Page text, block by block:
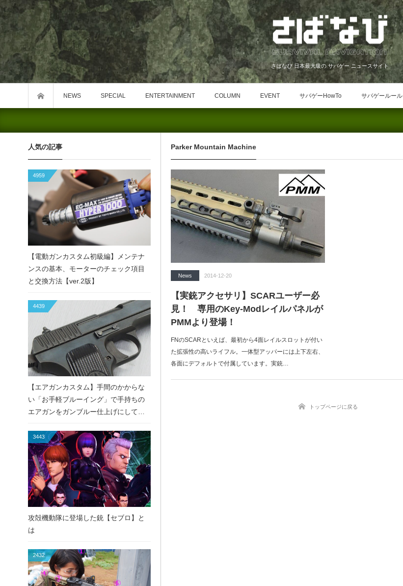
さばなび 日本最大級の サバゲー ニュースサイト
NEWS SPECIAL ENTERTAINMENT COLUMN EVENT サバゲーHowTo サバゲールール
Parker Mountain Machine
News 2014-12-20
【実銃アクセサリ】SCARユーザー必
見！ 専用のKey-Modレイルパネルが
PMMより登場！
FNのSCARといえば、最初から4面レイルスロットが付い
た拡張性の高いライフル。一体型アッパーには上下左右、
各面にデフォルトで付属しています。実銃…
トップページに戻る
人気の記事
4959
【電動ガンカスタム初級編】メンテナ
ンスの基本、モーターのチェック項目
と交換方法【ver.2版】
4439
【エアガンカスタム】手間のかからな
い「お手軽ブルーイング」で手持ちの
エアガンをガンブルー仕上げにしてみ
3443
攻殻機動隊に登場した銃【セブロ】と
は
2432